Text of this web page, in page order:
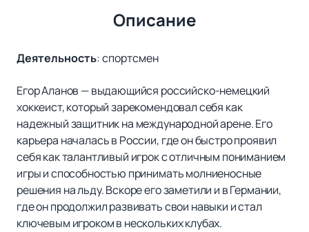
Описание
Деятельность:спортсмен
Егор Аланов — выдающийся российско-немецкий
хоккеист, который зарекомендовал себя как
надежный защитник на международной арене. Его
карьера началась в России, где он быстро проявил
себя как талантливый игрок с отличным пониманием
игры и способностью принимать молниеносные
решения на льду. Вскоре его заметили и в Германии,
где он продолжил развивать свои навыки и стал
ключевым игроком в нескольких клубах.